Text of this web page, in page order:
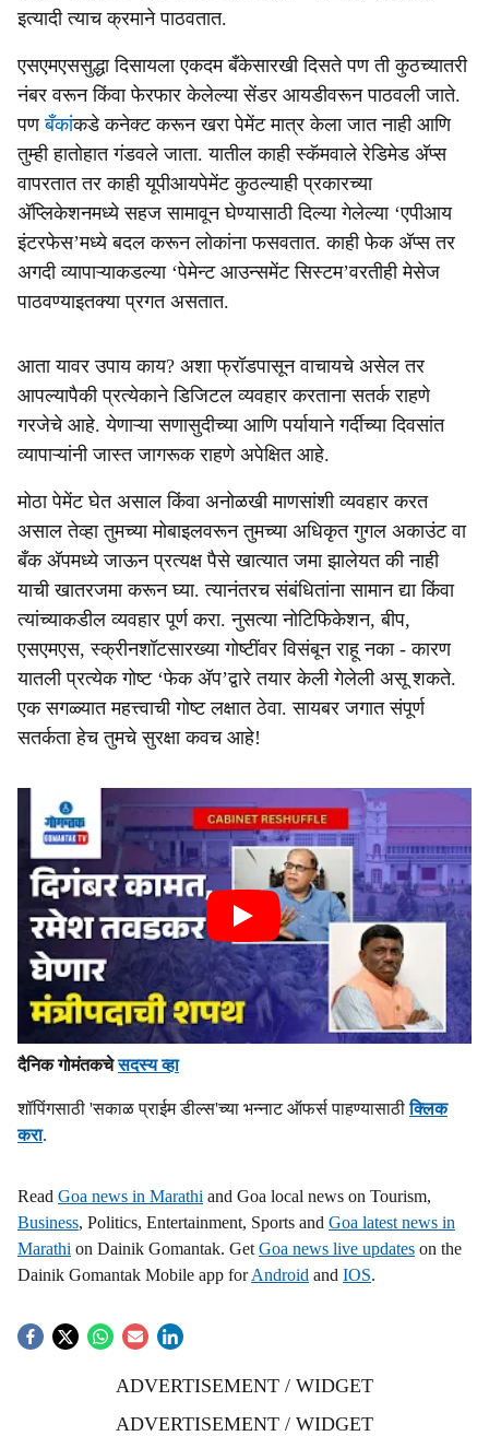
इत्यादी त्याच क्रमाने पाठवतात.
एसएमएससुद्धा दिसायला एकदम बँकेसारखी दिसते पण ती कुठच्यातरी
नंबर वरून किंवा फेरफार केलेल्या सेंडर आयडीवरून पाठवली जाते.
पणबँकांकडे कनेक्ट करून खरा पेमेंट मात्र केला जात नाही आणि
तुम्ही हातोहात गंडवले जाता. यातील काही स्कॅमवाले रेडिमेड अ‍ॅप्स
वापरतात तर काही यूपीआयपेमेंट कुठल्याही प्रकारच्या
अ‍ॅप्लिकेशनमध्ये सहज सामावून घेण्यासाठी दिल्या गेलेल्या ‘एपीआय
इंटरफेस’मध्ये बदल करून लोकांना फसवतात. काही फेक अ‍ॅप्स तर
अगदी व्यापाऱ्याकडल्या ‘पेमेन्ट आउन्समेंट सिस्टम’वरतीही मेसेज
पाठवण्याइतक्या प्रगत असतात.
आता यावर उपाय काय? अशा फ्रॉडपासून वाचायचे असेल तर
आपल्यापैकी प्रत्येकाने डिजिटल व्यवहार करताना सतर्क राहणे
गरजेचे आहे. येणाऱ्या सणासुदीच्या आणि पर्यायाने गर्दीच्या दिवसांत
व्यापाऱ्यांनी जास्त जागरूक राहणे अपेक्षित आहे.
मोठा पेमेंट घेत असाल किंवा अनोळखी माणसांशी व्यवहार करत
असाल तेव्हा तुमच्या मोबाइलवरून तुमच्या अधिकृत गुगल अकाउंट वा
बँक अ‍ॅपमध्ये जाऊन प्रत्यक्ष पैसे खात्यात जमा झालेयत की नाही
याची खातरजमा करून घ्या. त्यानंतरच संबंधितांना सामान द्या किंवा
त्यांच्याकडील व्यवहार पूर्ण करा. नुसत्या नोटिफिकेशन, बीप,
एसएमएस, स्क्रीनशॉटसारख्या गोष्टींवर विसंबून राहू नका - कारण
यातली प्रत्येक गोष्ट ‘फेक अ‍ॅप’द्वारे तयार केली गेलेली असू शकते.
एक सगळ्यात महत्त्वाची गोष्ट लक्षात ठेवा. सायबर जगात संपूर्ण
सतर्कता हेच तुमचे सुरक्षा कवच आहे!
दैनिक गोमंतकचेसदस्य व्हा
शॉपिंगसाठी 'सकाळ प्राईम डील्स'च्या भन्नाट ऑफर्स पाहण्यासाठीक्लिक
करा.
Read Goa news in Marathi and Goa local news on Tourism,
Business, Politics, Entertainment, Sports and Goa latest news in
Marathi on Dainik Gomantak. Get Goa news live updates on the
Dainik Gomantak Mobile app forAndroid and IOS.
ADVERTISEMENT / WIDGET
ADVERTISEMENT / WIDGET